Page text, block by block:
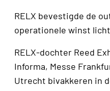
RELX bevestigde de
operationele winst
RELX-dochter Reed
Informa, Messe
Utrecht bivakkeren in